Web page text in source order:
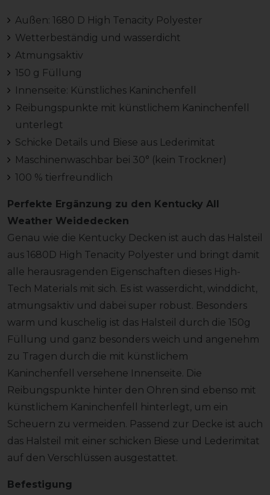
Außen: 1680 D High Tenacity Polyester
Wetterbeständig und wasserdicht
Atmungsaktiv
150 g Füllung
Innenseite: Künstliches Kaninchenfell
Reibungspunkte mit künstlichem Kaninchenfell
unterlegt
Schicke Details und Biese aus Lederimitat
Maschinenwaschbar bei 30° (kein Trockner)
100 % tierfreundlich
Perfekte Ergänzung zu den Kentucky All
Weather Weidedecken
Genau wie die Kentucky Decken ist auch das Halsteil
aus 1680D High Tenacity Polyester und bringt damit
alle herausragenden Eigenschaften dieses High-
Tech Materials mit sich. Es ist wasserdicht, winddicht,
atmungsaktiv und dabei super robust. Besonders
warm und kuschelig ist das Halsteil durch die 150g
Füllung und ganz besonders weich und angenehm
zu Tragen durch die mit künstlichem
Kaninchenfell versehene Innenseite. Die
Reibungspunkte hinter den Ohren sind ebenso mit
künstlichem Kaninchenfell hinterlegt, um ein
Scheuern zu vermeiden. Passend zur Decke ist auch
das Halsteil mit einer schicken Biese und Lederimitat
auf den Verschlüssen ausgestattet.
Befestigung